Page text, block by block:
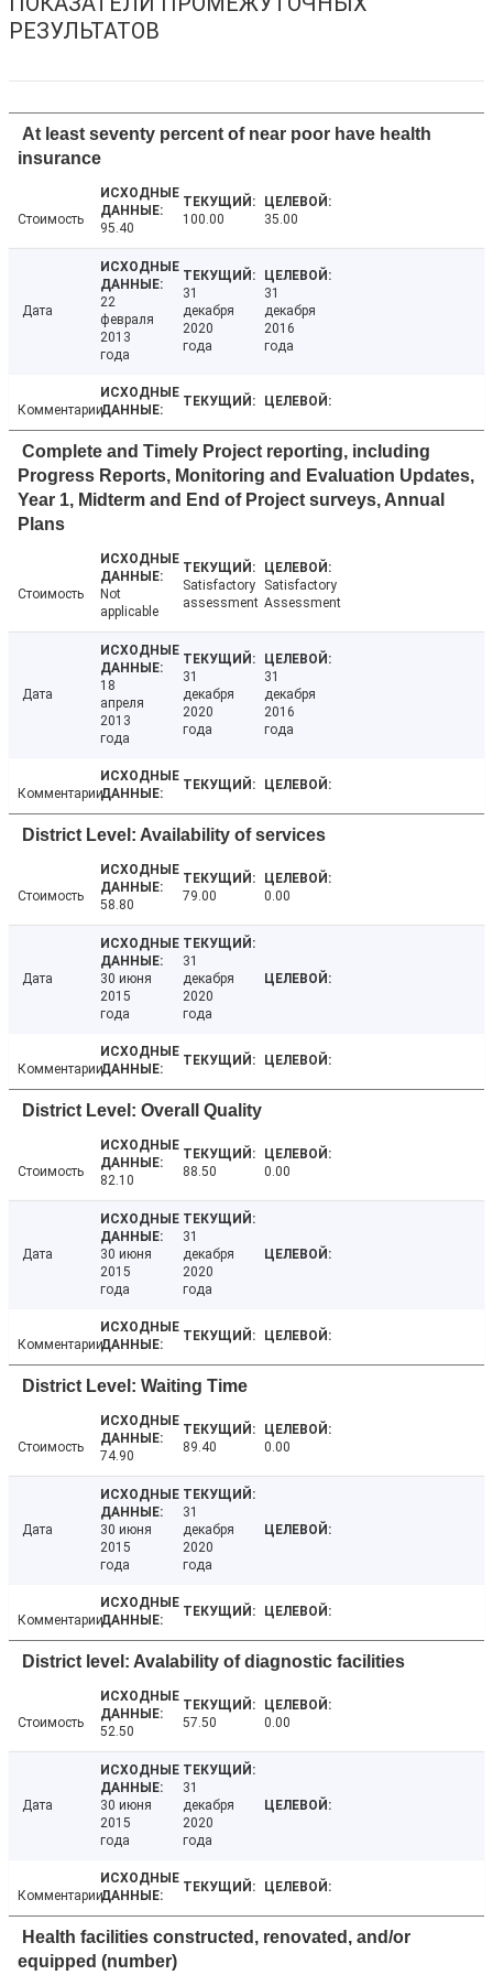
РЕЗУЛЬТАТОВ
At least seventy percent of near poor have health
insurance
Стоимость
95.40
100.00 35.00
Дата
22
февраля
2013
года
31
декабря
2020
года
31
декабря
2016
года
Комментарии
Complete and Timely Project reporting, including
Progress Reports, Monitoring and Evaluation Updates,
Year 1, Midterm and End of Project surveys, Annual
Plans
Стоимость
Not
applicable
Satisfactory
assessment
Satisfactory
Assessment
Дата
18
апреля
2013
года
31
декабря
2020
года
31
декабря
2016
года
Комментарии
District Level: Availability of services
Стоимость
58.80
79.00 0.00
Дата
30 июня
2015
года
31
декабря
2020
года
Комментарии
District Level: Overall Quality
Стоимость
82.10
88.50 0.00
Дата
30 июня
2015
года
31
декабря
2020
года
Комментарии
District Level: Waiting Time
Стоимость
74.90
89.40 0.00
Дата
30 июня
2015
года
31
декабря
2020
года
Комментарии
District level: Avalability of diagnostic facilities
Стоимость
52.50
57.50 0.00
Дата
30 июня
2015
года
31
декабря
2020
года
Комментарии
Health facilities constructed, renovated, and/or
equipped (number)